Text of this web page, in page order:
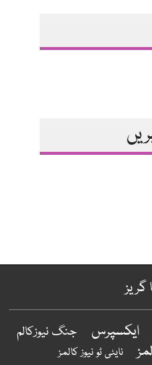
گریز
ایکسپرس جنگ نیوزکالم
نایٹی ٹو نیوز کالمز